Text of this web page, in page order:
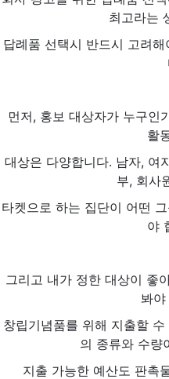
최고라는
답례품 선택시 반드시 고려
먼저, 홍보 대상자가 누구인
활
대상은 다양합니다. 남자, 여
부, 회사
타켓으로 하는 집단이 어떤
야
그리고 내가 정한 대상이 좋
봐
창립기념품를 위해 지출할
의 종류와 수량
지출 가능한 예산도 판촉